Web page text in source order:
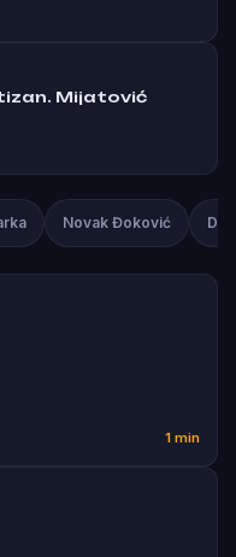
Mijatović
Novak Đoković
1 min